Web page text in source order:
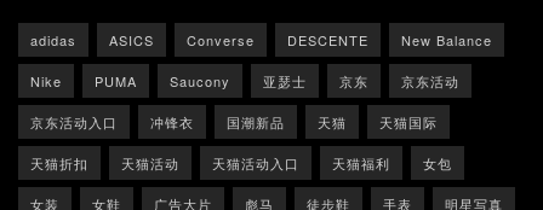
adidas ASICS Converse DESCENTE New Balance
Nike PUMA Saucony 亚瑟士 京东 京东活动
京东活动入口 冲锋衣 国潮新品 天猫 天猫国际
天猫折扣 天猫活动 天猫活动入口 天猫福利 女包
女装 女鞋 广告大片 彪马 徒步鞋 手表 明星写真